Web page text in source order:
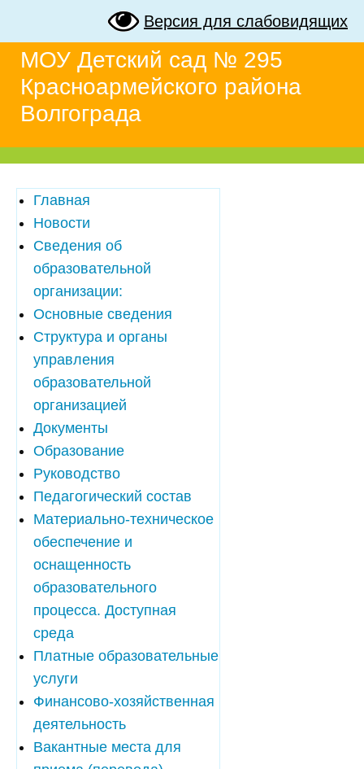
Версия для слабовидящих
МОУ Детский сад № 295
Красноармейского района
Волгограда
Главная
Новости
Сведения об
образовательной
организации:
Основные сведения
Структура и органы
управления
образовательной
организацией
Документы
Образование
Руководство
Педагогический состав
Материально-техническое
обеспечение и
оснащенность
образовательного
процесса. Доступная
среда
Платные образовательные
услуги
Финансово-хозяйственная
деятельность
Вакантные места для